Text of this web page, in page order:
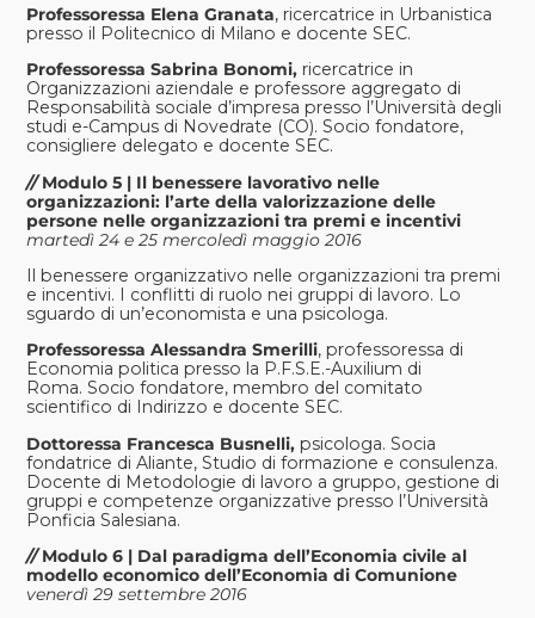
Professoressa Elena Granata, ricercatrice in Urbanistica
presso il Politecnico di Milano e docente SEC.
Professoressa Sabrina Bonomi, ricercatrice in
Organizzazioni aziendale e professore aggregato di
Responsabilità sociale d’impresa presso l’Università degli
studi e-Campus di Novedrate (CO). Socio fondatore,
consigliere delegato e docente SEC.
//Modulo 5 | Il benessere lavorativo nelle
organizzazioni: l’arte della valorizzazione delle
persone nelle organizzazioni tra premi e incentivi
martedì 24 e 25 mercoledì maggio 2016
Il benessere organizzativo nelle organizzazioni tra premi
e incentivi. I conflitti di ruolo nei gruppi di lavoro. Lo
sguardo di un’economista e una psicologa.
Professoressa Alessandra Smerilli, professoressa di
Economia politica presso la P.F.S.E.-Auxilium di
Roma. Socio fondatore, membro del comitato
scientifico di Indirizzo e docente SEC.
Dottoressa Francesca Busnelli, psicologa. Socia
fondatrice di Aliante, Studio di formazione e consulenza.
Docente di Metodologie di lavoro a gruppo, gestione di
gruppi e competenze organizzative presso l’Università
Ponficia Salesiana.
//Modulo 6 | Dal paradigma dell’Economia civile al
modello economico dell’Economia di Comunione
venerdì 29 settembre 2016